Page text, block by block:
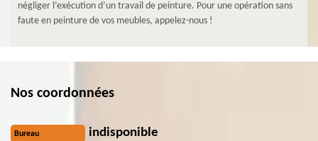
négliger l’exécution d’un travail de peinture. Pour une opération sans
faute en peinture de vos meubles, appelez-nous !
Nos coordonnées
Bureau indisponible